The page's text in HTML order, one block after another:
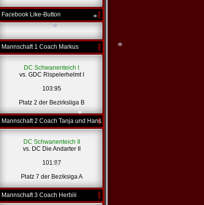
Facebook Like-Button
Mannschaft 1 Coach Markus
DC Schwanenteich I
vs. GDC Rispelerhelmt I
103:95
Platz 2 der Bezirksliga B
Mannschaft 2 Coach Tanja und Hans
DC Schwanenteich II
vs. DC Die Andarter II
101:97
Platz 7 der Beziksiga A
Mannschaft 3 Coach Herbiii
*
*